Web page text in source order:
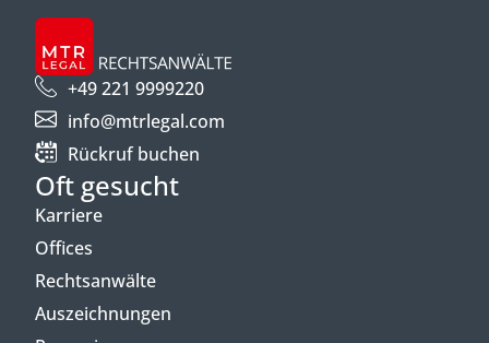
+49 221 9999220
info@mtrlegal.com
Rückruf buchen
Oft gesucht
Karriere
Offices
Rechtsanwälte
Auszeichnungen